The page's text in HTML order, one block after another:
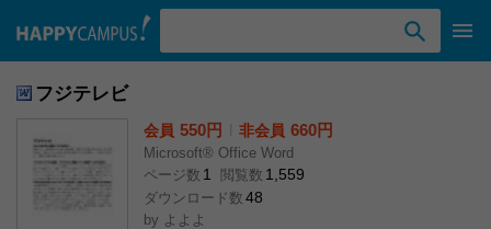
フジテレビ
会員 550円 非会員 660円
Microsoft® Office Word
ページ数 1 閲覧数 1,559
ダウンロード数 48
by よよよ